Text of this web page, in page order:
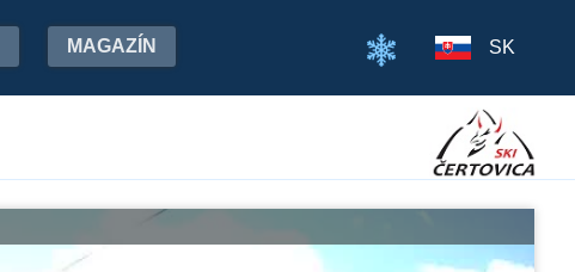
MAGAZÍN SK